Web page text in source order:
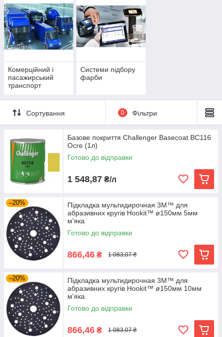
Комерційний і
пасажирський
транспорт
Системи підбору
фарби
Сортування 0 Фільтри
Базове покриття Challenger Basecoat BC116
Ocre (1л)
Готово до відправки
1 548,87 ₴/л
–20%
Підкладка мультидирочная 3M™ для
абразивних кругів Hookit™ ø150мм 5мм
м'яка
Готово до відправки
866,46 ₴ 1 083,07 ₴
–20%
Підкладка мультидирочная 3M™ для
абразивних кругів Hookit™ ø150мм 10мм
м'яка
Готово до відправки
866,46 ₴ 1 083,07 ₴